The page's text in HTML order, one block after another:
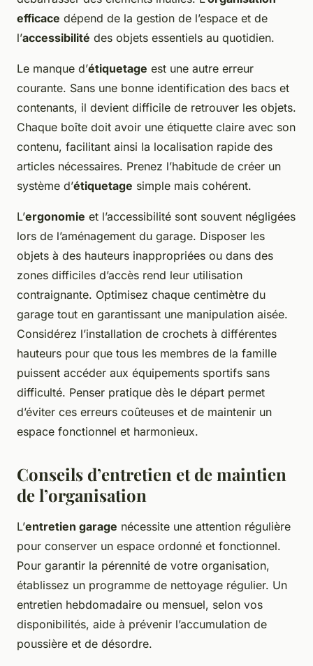
efficace dépend de la gestion de l’espace et de
l’accessibilité des objets essentiels au quotidien.
Le manque d’étiquetage est une autre erreur
courante. Sans une bonne identification des bacs et
contenants, il devient difficile de retrouver les objets.
Chaque boîte doit avoir une étiquette claire avec son
contenu, facilitant ainsi la localisation rapide des
articles nécessaires. Prenez l’habitude de créer un
système d’étiquetage simple mais cohérent.
L’ergonomie et l’accessibilité sont souvent négligées
lors de l’aménagement du garage. Disposer les
objets à des hauteurs inappropriées ou dans des
zones difficiles d’accès rend leur utilisation
contraignante. Optimisez chaque centimètre du
garage tout en garantissant une manipulation aisée.
Considérez l’installation de crochets à différentes
hauteurs pour que tous les membres de la famille
puissent accéder aux équipements sportifs sans
difficulté. Penser pratique dès le départ permet
d’éviter ces erreurs coûteuses et de maintenir un
espace fonctionnel et harmonieux.
Conseils d’entretien et de maintien
de l’organisation
L’entretien garage nécessite une attention régulière
pour conserver un espace ordonné et fonctionnel.
Pour garantir la pérennité de votre organisation,
établissez un programme de nettoyage régulier. Un
entretien hebdomadaire ou mensuel, selon vos
disponibilités, aide à prévenir l’accumulation de
poussière et de désordre.